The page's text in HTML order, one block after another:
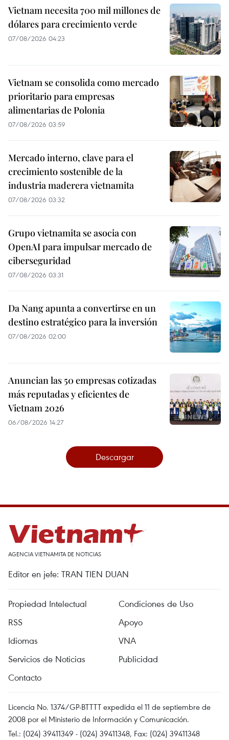
Vietnam necesita 700 mil millones de
dólares para crecimiento verde
07/08/2026 04:23
Vietnam se consolida como mercado
prioritario para empresas
alimentarias de Polonia
07/08/2026 03:59
Mercado interno, clave para el
crecimiento sostenible de la
industria maderera vietnamita
07/08/2026 03:32
Grupo vietnamita se asocia con
OpenAI para impulsar mercado de
ciberseguridad
07/08/2026 03:31
Da Nang apunta a convertirse en un
destino estratégico para la inversión
07/08/2026 02:00
Anuncian las 50 empresas cotizadas
más reputadas y eficientes de
Vietnam 2026
06/08/2026 14:27
Descargar
AGENCIA VIETNAMITA DE NOTICIAS
Editor en jefe: TRAN TIEN DUAN
Propiedad Intelectual
Condiciones de Uso
RSS
Apoyo
Idiomas
VNA
Servicios de Noticias
Publicidad
Contacto
Licencia No. 1374/GP-BTTTT expedida el 11 de septiembre de
2008 por el Ministerio de Información y Comunicación.
Tel.: (024) 39411349 - (024) 39411348, Fax: (024) 39411348